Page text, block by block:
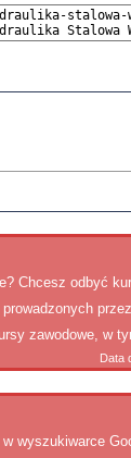
Chcesz odbyć
zawodowe, w
Data
wyszukiwarce